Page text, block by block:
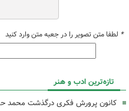
* لطفا متن تصویر را در جعبه متن وارد کنید
تازه‌ترین ادب و هنر
کانون پرورش فکری درگذشت محمد